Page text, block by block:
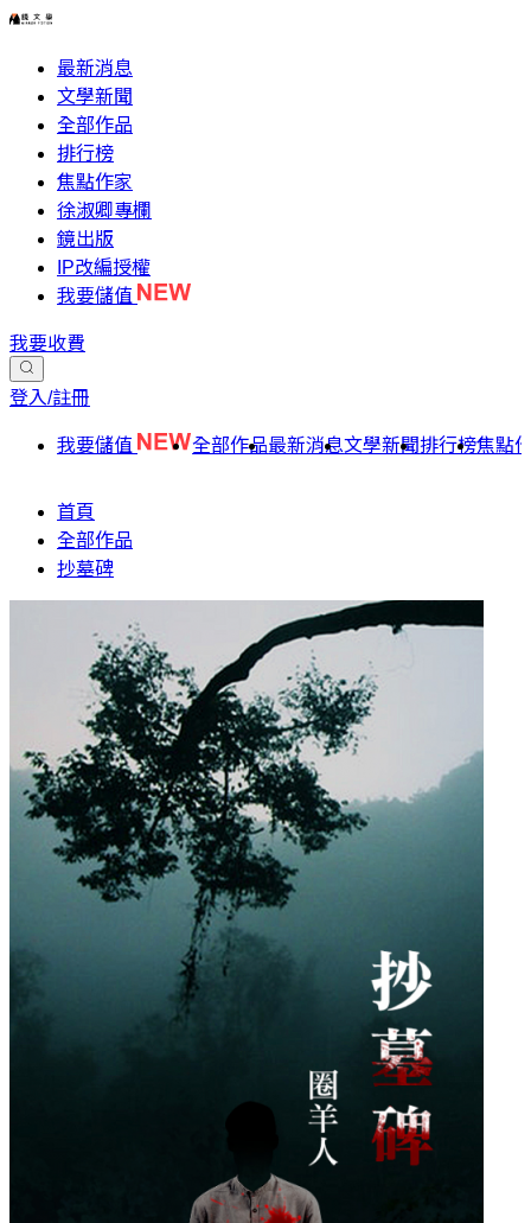
最新消息
文學新聞
全部作品
排行榜
焦點作家
徐淑卿專欄
鏡出版
IP改編授權
我要儲值
我要收費
登入/註冊
我要儲值 全部作品最新消息文學新聞排行榜焦點
首頁
全部作品
抄墓碑